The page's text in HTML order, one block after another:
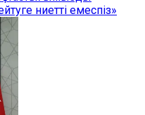
ниетті емеспіз»